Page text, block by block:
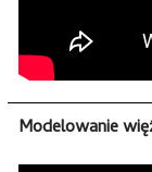
Modelowanie